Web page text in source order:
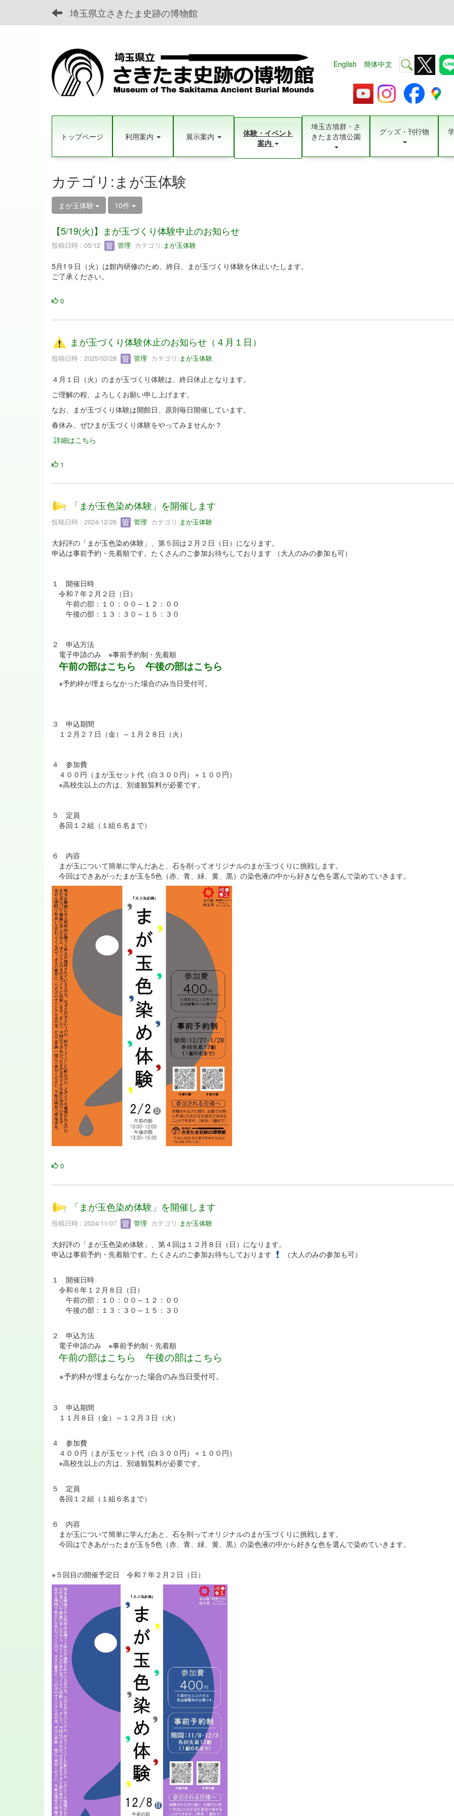
埼玉県立さきたま史跡の博物館
English 簡体中文
トップページ 利用案内 展示案内
体験・イベント
案内
埼玉古墳群・さ
きたま古墳公園
グッズ・刊行物
カテゴリ:まが玉体験
まが玉体験 10件
【5/19(火)】まが玉づくり体験中止のお知らせ
投稿日時 : 05/12 管理 カテゴリ: まが玉体験
5月1９日（火）は館内研修のため、終日、まが玉づくり体験を休止いたします。
ご了承ください。
0
まが玉づくり体験休止のお知らせ（４月１日）
投稿日時 : 2025/03/28 管理 カテゴリ: まが玉体験
４月１日（火）のまが玉づくり体験は、終日休止となります。
ご理解の程、よろしくお願い申し上げます。
なお、まが玉づくり体験は開館日、原則毎日開催しています。
春休み、ぜひまが玉づくり体験をやってみませんか？
詳細はこちら
1
「まが玉色染め体験」を開催します
投稿日時 : 2024/12/26 管理 カテゴリ: まが玉体験
大好評の「まが玉色染め体験」、第５回は２月２日（日）になります。
申込は事前予約・先着順です。たくさんのご参加お待ちしております （大人のみの参加も可）
１ 開催日時
令和７年２月２日（日）
午前の部：１０：００～１２：００
午後の部：１３：３０～１５：３０
２ 申込方法
電子申請のみ ※事前予約制・先着順
午前の部はこちら 午後の部はこちら
※予約枠が埋まらなかった場合のみ当日受付可。
３ 申込期間
１２月２７日（金）～１月２８日（火）
４ 参加費
４００円（まが玉セット代（白３００円）＋１００円）
※高校生以上の方は、別途観覧料が必要です。
５ 定員
各回１２組（１組６名まで）
６ 内容
まが玉について簡単に学んだあと、石を削ってオリジナルのまが玉づくりに挑戦します。
今回はできあがったまが玉を5色（赤、青、緑、黄、黒）の染色液の中から好きな色を選んで染めていきます。
0
「まが玉色染め体験」を開催します
投稿日時 : 2024/11/07 管理 カテゴリ:まが玉体験
大好評の「まが玉色染め体験」、第４回は１２月８日（日）になります。
申込は事前予約・先着順です。たくさんのご参加お待ちしております
（大人のみの参加も可）
１ 開催日時
令和６年１２月８日（日）
午前の部：１０：００～１２：００
午後の部：１３：３０～１５：３０
２ 申込方法
電子申請のみ ※事前予約制・先着順
午前の部はこちら 午後の部はこちら
※予約枠が埋まらなかった場合のみ当日受付可。
３ 申込期間
１１月８日（金）～１２月３日（火）
４ 参加費
４００円（まが玉セット代（白３００円）＋１００円）
※高校生以上の方は、別途観覧料が必要です。
５ 定員
各回１２組（１組６名まで）
６ 内容
まが玉について簡単に学んだあと、石を削ってオリジナルのまが玉づくりに挑戦します。
今回はできあがったまが玉を5色（赤、青、緑、黄、黒）の染色液の中から好きな色を選んで染めていきます。
※５回目の開催予定日 令和７年２月２日（日）